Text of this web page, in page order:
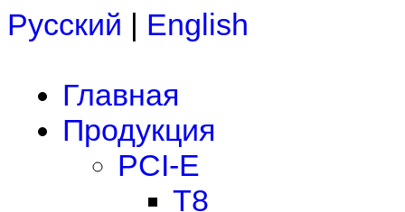
Русский | English
Главная
Продукция
PCI-E
T8